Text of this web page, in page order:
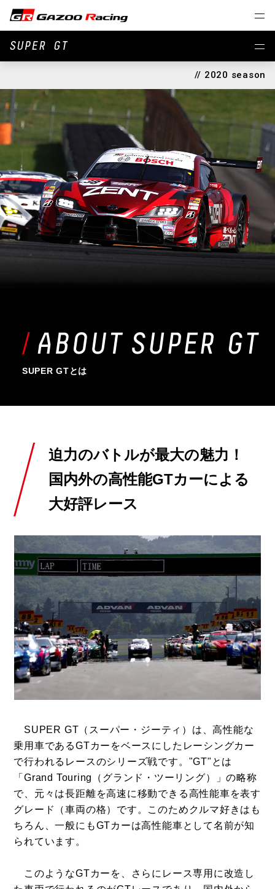
SUPER GT
// 2020 season
SUPER GTとは
迫力のバトルが最大の魅力！
国内外の高性能GTカーによる
大好評レース
SUPER GT（スーパー・ジーティ）は、高性能な
乗用車であるGTカーをベースにしたレーシングカー
で行われるレースのシリーズ戦です。"GT"とは
「Grand Touring（グランド・ツーリング）」の略称
で、元々は長距離を高速に移動できる高性能車を表す
グレード（車両の格）です。このためクルマ好きはも
ちろん、一般にもGTカーは高性能車として名前が知
られています。
このようなGTカーを、さらにレース専用に改造し